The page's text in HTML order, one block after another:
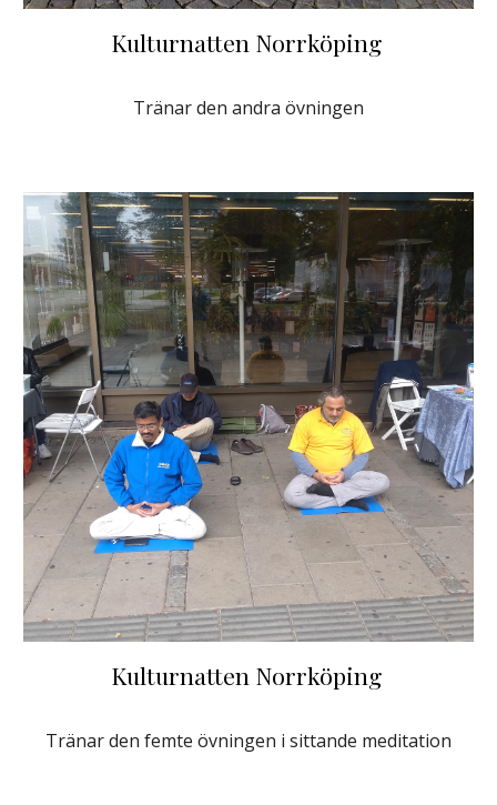
Kulturnatten Norrköping
Tränar den andra övningen
Kulturnatten Norrköping
Tränar den femte övningen i sittande meditation